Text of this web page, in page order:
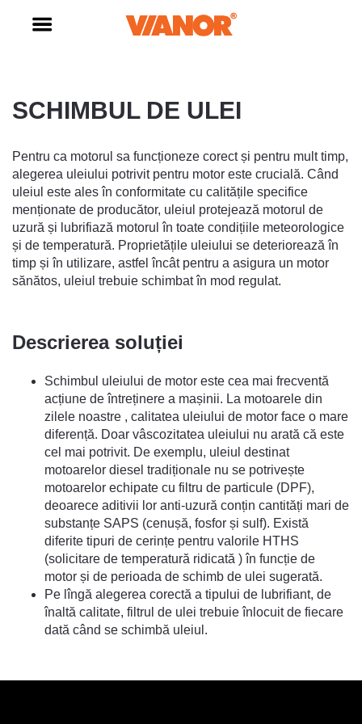
SCHIMBUL DE ULEI
Pentru ca motorul sa funcționeze corect și pentru mult timp,
alegerea uleiului potrivit pentru motor este crucială. Când
uleiul este ales în conformitate cu calitățile specifice
menționate de producător, uleiul protejează motorul de
uzură și lubrifiază motorul în toate condițiile meteorologice
și de temperatură. Proprietățile uleiului se deteriorează în
timp și în utilizare, astfel încât pentru a asigura un motor
sănătos, uleiul trebuie schimbat în mod regulat.
Descrierea soluției
Schimbul uleiului de motor este cea mai frecventă
acțiune de întreținere a mașinii. La motoarele din
zilele noastre , calitatea uleiului de motor face o mare
diferență. Doar vâscozitatea uleiului nu arată că este
cel mai potrivit. De exemplu, uleiul destinat
motoarelor diesel tradiționale nu se potrivește
motoarelor echipate cu filtru de particule (DPF),
deoarece aditivii lor anti-uzură conțin cantități mari de
substanțe SAPS (cenușă, fosfor și sulf). Există
diferite tipuri de cerințe pentru valorile HTHS
(solicitare de temperatură ridicată ) în funcție de
motor și de perioada de schimb de ulei sugerată.
Pe lîngă alegerea corectă a tipului de lubrifiant, de
înaltă calitate, filtrul de ulei trebuie înlocuit de fiecare
dată când se schimbă uleiul.